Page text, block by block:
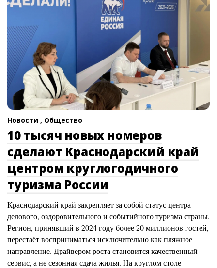
Новости , Общество
10 тысяч новых номеров
сделают Краснодарский край
центром круглогодичного
туризма России
Краснодарский край закрепляет за собой статус центра
делового, оздоровительного и событийного туризма страны.
Регион, принявший в 2024 году более 20 миллионов гостей,
перестаёт восприниматься исключительно как пляжное
направление. Драйвером роста становится качественный
сервис, а не сезонная сдача жилья. На круглом столе